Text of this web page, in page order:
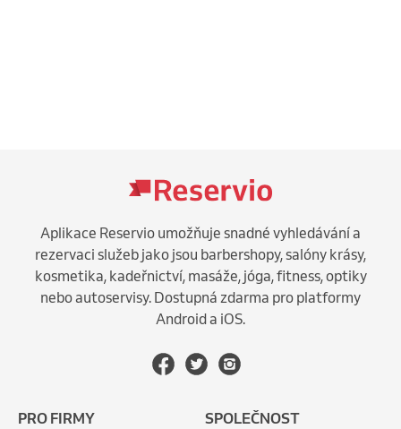
Aplikace Reservio umožňuje snadné vyhledávání a
rezervaci služeb jako jsou barbershopy, salóny krásy,
kosmetika, kadeřnictví, masáže, jóga, fitness, optiky
nebo autoservisy. Dostupná zdarma pro platformy
Android a iOS.
PRO FIRMY SPOLEČNOST